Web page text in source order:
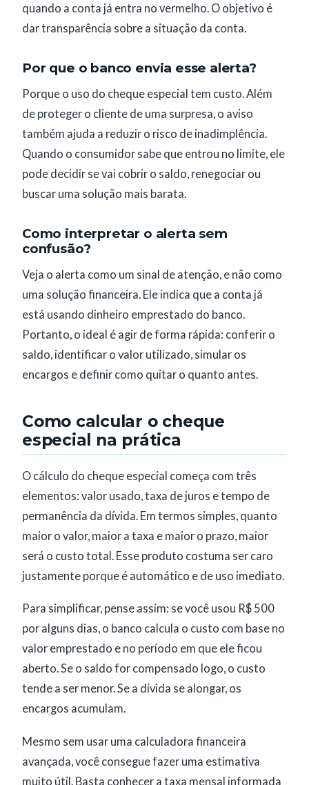
quando a conta já entra no vermelho. O objetivo é
dar transparência sobre a situação da conta.
Por que o banco envia esse alerta?
Porque o uso do cheque especial tem custo. Além
de proteger o cliente de uma surpresa, o aviso
também ajuda a reduzir o risco de inadimplência.
Quando o consumidor sabe que entrou no limite, ele
pode decidir se vai cobrir o saldo, renegociar ou
buscar uma solução mais barata.
Como interpretar o alerta sem
confusão?
Veja o alerta como um sinal de atenção, e não como
uma solução financeira. Ele indica que a conta já
está usando dinheiro emprestado do banco.
Portanto, o ideal é agir de forma rápida: conferir o
saldo, identificar o valor utilizado, simular os
encargos e definir como quitar o quanto antes.
Como calcular o cheque
especial na prática
O cálculo do cheque especial começa com três
elementos: valor usado, taxa de juros e tempo de
permanência da dívida. Em termos simples, quanto
maior o valor, maior a taxa e maior o prazo, maior
será o custo total. Esse produto costuma ser caro
justamente porque é automático e de uso imediato.
Para simplificar, pense assim: se você usou R$ 500
por alguns dias, o banco calcula o custo com base no
valor emprestado e no período em que ele ficou
aberto. Se o saldo for compensado logo, o custo
tende a ser menor. Se a dívida se alongar, os
encargos acumulam.
Mesmo sem usar uma calculadora financeira
avançada, você consegue fazer uma estimativa
muito útil. Basta conhecer a taxa mensal informada